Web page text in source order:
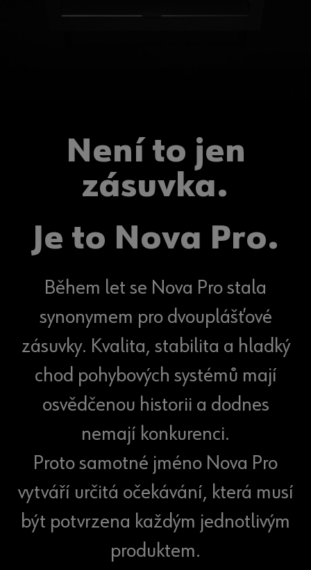
Není to jen
zásuvka.
Je to Nova Pro.
Během let se Nova Pro stala
synonymem pro dvouplášťové
zásuvky. Kvalita, stabilita a hladký
chod pohybových systémů mají
osvědčenou historii a dodnes
nemají konkurenci.
Proto samotné jméno Nova Pro
vytváří určitá očekávání, která musí
být potvrzena každým jednotlivým
produktem.